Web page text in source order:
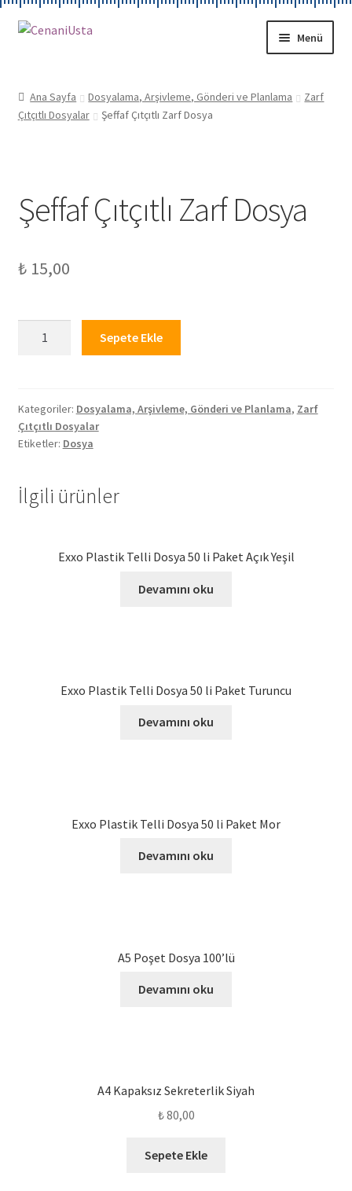
Dolaşıma
İçeriğe
Menü
HAKKIMIZDA
İLETİŞİM
Ana Sayfa Dosyalama, Arşivleme, Gönderi ve Planlama
Zarf
Çıtçıtlı Dosyalar
Şeffaf Çıtçıtlı Zarf Dosya
Şeffaf Çıtçıtlı Zarf Dosya
₺15,00
adet
Sepete Ekle
Kategoriler: Dosyalama, Arşivleme, Gönderi ve Planlama, Zarf
Çıtçıtlı Dosyalar
Etiketler: Dosya
İlgili ürünler
Exxo Plastik Telli Dosya 50 li Paket Açık Yeşil
Devamını oku
Exxo Plastik Telli Dosya 50 li Paket Turuncu
Devamını oku
Exxo Plastik Telli Dosya 50 li Paket Mor
Devamını oku
A5 Poşet Dosya 100’lü
Devamını oku
A4 Kapaksız Sekreterlik Siyah
₺80,00
Sepete Ekle